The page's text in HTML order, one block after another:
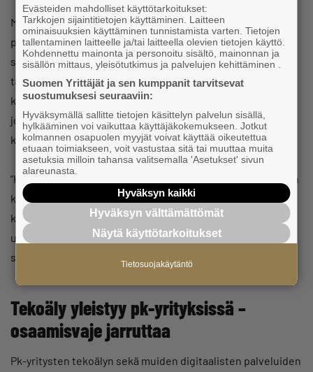
Myönteistä on, että nuorten, vuoden 2019 jälkeen
perustettujen pk-yritysten tulevaisuuden näkymät ovat
säilyneet vahvoina. Kasvuyrityksillä on keskeinen rooli
taloudessa: ne kehittävät uusia innovaatioita, toimivat
kasvun moottoreina ja kirittävät muita yrityksiä. Niiden
joukosta nousee myös kaivattuja kansainvälisiä
kärkiyrityksiä.
”Kasvuhakuisten yritysten määrän kääntyminen kasvuun on
kauan odotettu tulos. Suomi tarvitsee lisää
kasvuhakuisuutta ja uudistuksia, jotka rohkaisevat yhä
useampaa yrittäjää ottamaan riskiä ja kasvuaskeleita”,
sanoo Malinen.
Tekoäly yleistyy pk-yrityksissä –
osaamisvaje jarruttaa
Pk-yritysten tekoälyn sekä muiden digitaalisten palveluiden
Evästeiden mahdolliset käyttötarkoitukset:
Tarkkojen sijaintitietojen käyttäminen. Laitteen
ominaisuuksien käyttäminen tunnistamista varten. Tietojen
tallentaminen laitteelle ja/tai laitteella olevien tietojen käyttö.
Kohdennettu mainonta ja personoitu sisältö, mainonnan ja
sisällön mittaus, yleisötutkimus ja palvelujen kehittäminen .
Suomen Yrittäjät ja sen kumppanit tarvitsevat
suostumuksesi seuraaviin:
Hyväksymällä sallitte tietojen käsittelyn palvelun sisällä,
hylkääminen voi vaikuttaa käyttäjäkokemukseen. Jotkut
kolmannen osapuolen myyjät voivat käyttää oikeutettua
etuaan toimiakseen, voit vastustaa sitä tai muuttaa muita
asetuksia milloin tahansa valitsemalla 'Asetukset' sivun
alareunasta.
Hyväksyn kaikki
Hyväksyn välttämättömät
Näytä käyttötarkoitukset
Tietosuojakäytäntö